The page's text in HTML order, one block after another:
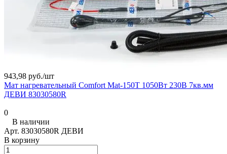
943,98 руб./шт
Мат нагревательный Comfort Mat-150T 1050Вт 230В 7кв.мм
ДЕВИ 83030580R
0
В наличии
Арт. 83030580R ДЕВИ
В корзину